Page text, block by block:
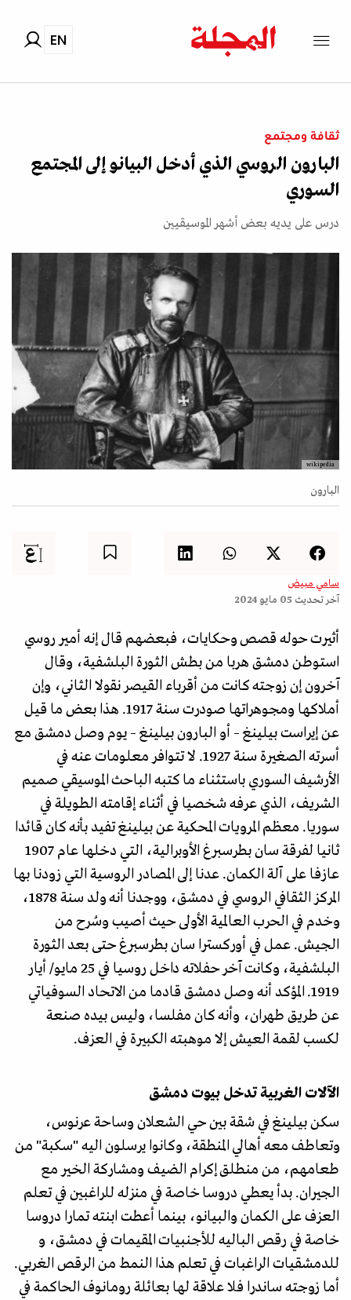
EN
ثقافة ومجتمع
البارون الروسي الذي أدخل البيانو إلى المجتمع
السوري
درس على يديه بعض أشهر الموسيقيين
wikipedia
البارون
سامي مبيض
آخر تحديث 05 مايو 2024
أثيرت حوله قصص وحكايات، فبعضهم قال إنه أمير روسي
استوطن دمشق هربا من بطش الثورة البلشفية، وقال
آخرون إن زوجته كانت من أقرباء القيصر نقولا الثاني، وإن
أملاكها ومجوهراتها صودرت سنة 1917. هذا بعض ما قيل
عن إيراست بيلينغ – أو البارون بيلينغ – يوم وصل دمشق مع
أسرته الصغيرة سنة 1927. لا تتوافر معلومات عنه في
الأرشيف السوري باستثناء ما كتبه الباحث الموسيقي صميم
الشريف، الذي عرفه شخصيا في أثناء إقامته الطويلة في
سوريا. معظم المرويات المحكية عن بيلينغ تفيد بأنه كان قائدا
ثانيا لفرقة سان بطرسبرغ الأوبرالية، التي دخلها عام 1907
عازفا على آلة الكمان. عدنا إلى المصادر الروسية التي زودنا بها
المركز الثقافي الروسي في دمشق، ووجدنا أنه ولد سنة 1878،
وخدم في الحرب العالمية الأولى حيث أصيب وسُرح من
الجيش. عمل في أوركسترا سان بطرسبرغ حتى بعد الثورة
البلشفية، وكانت آخر حفلاته داخل روسيا في 25 مايو/ أيار
1919. المؤكد أنه وصل دمشق قادما من الاتحاد السوفياتي
عن طريق طهران، وأنه كان مفلسا، وليس بيده صنعة
لكسب لقمة العيش إلا موهبته الكبيرة في العزف.
الآلات الغربية تدخل بيوت دمشق
سكن بيلينغ في شقة بين حي الشعلان وساحة عرنوس،
وتعاطف معه أهالي المنطقة، وكانوا يرسلون اليه "سكبة" من
طعامهم، من منطلق إكرام الضيف ومشاركة الخير مع
الجيران. بدأ يعطي دروسا خاصة في منزله للراغبين في تعلم
العزف على الكمان والبيانو، بينما أعطت ابنته تمارا دروسا
خاصة في رقص الباليه للأجنبيات المقيمات في دمشق، و
للدمشقيات الراغبات في تعلم هذا النمط من الرقص الغربي.
أما زوجته ساندرا فلا علاقة لها بعائلة رومانوف الحاكمة في